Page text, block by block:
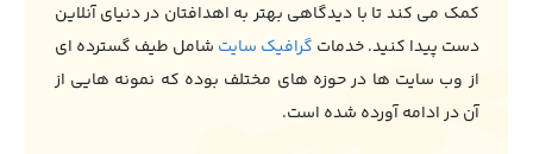
کمک می کند تا با دیدگاهی بهتر به اهدافتان در دنیای آنلاین
دست پیدا کنید. خدمات گرافیک سایت شامل طیف گسترده ای
از وب سایت ها در حوزه های مختلف بوده که نمونه هایی از
آن در ادامه آورده شده است.